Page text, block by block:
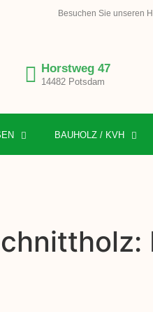
Besuchen Sie unseren
Horstweg 47
14482 Potsdam
BAUHOLZ / KVH